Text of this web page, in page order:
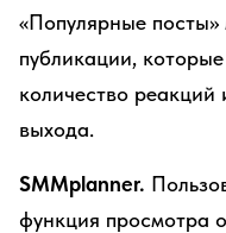
«Популярные
публикации,
количество реакций
выхода.
SMMplanner.
функция просмотра